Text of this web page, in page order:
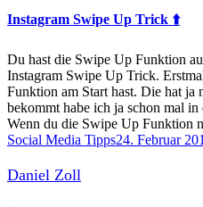
Instagram Swipe Up Trick ⬆️
Du hast die Swipe Up Funktion
Instagram Swipe Up Trick.
Funktion am Start hast. Die hat ja
bekommt habe ich ja schon mal
Wenn du die Swipe Up Funktion
Social Media Tipps24. Februar
Daniel Zoll